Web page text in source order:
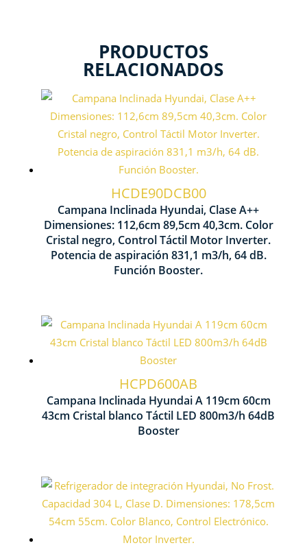
PRODUCTOS
RELACIONADOS
HCDE90DCB00
Campana Inclinada Hyundai, Clase A++
Dimensiones: 112,6cm 89,5cm 40,3cm. Color
Cristal negro, Control Táctil Motor Inverter.
Potencia de aspiración 831,1 m3/h, 64 dB.
Función Booster.
Control Táctil
Nº Velocidades 4
Motor Inverter
Potencia aspiración 831,1m3/h
HCPD600AB
Campana Inclinada Hyundai A 119cm 60cm
43cm Cristal blanco Táctil LED 800m3/h 64dB
Booster
Control Táctil
Nº Velocidades 4
Potencia aspiración 800m3/h
Tecnología No Frost